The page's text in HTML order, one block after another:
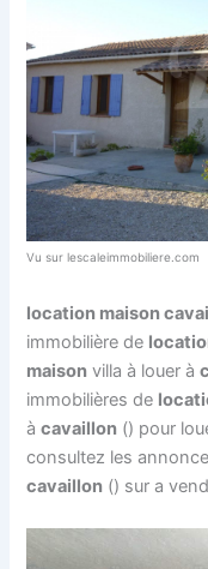
Vu sur lescaleimmobiliere.com
location maison
immobilière de
maison villa à louer à
immobilières de
àcavaillon () pour
consultez les
cavaillon () sur a